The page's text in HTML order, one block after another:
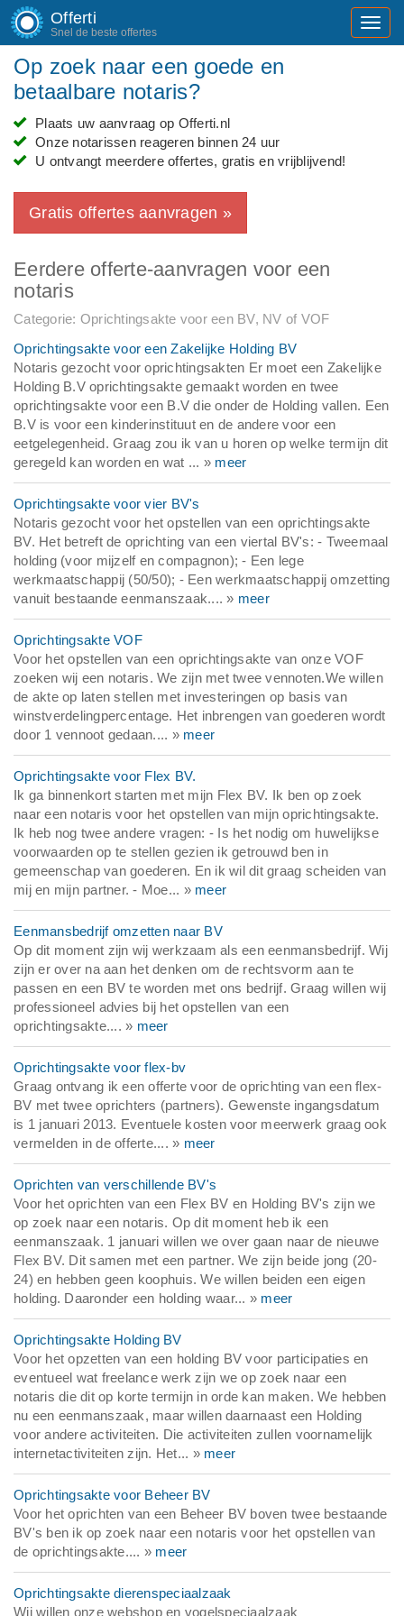
Offerti
Snel de beste offertes
Op zoek naar een goede en
betaalbare notaris?
Plaats uw aanvraag op Offerti.nl
Onze notarissen reageren binnen 24 uur
U ontvangt meerdere offertes, gratis en vrijblijvend!
Gratis offertes aanvragen »
Eerdere offerte-aanvragen voor een
notaris
Categorie: Oprichtingsakte voor een BV, NV of VOF
Oprichtingsakte voor een Zakelijke Holding BV
Notaris gezocht voor oprichtingsakten Er moet een Zakelijke
Holding B.V oprichtingsakte gemaakt worden en twee
oprichtingsakte voor een B.V die onder de Holding vallen. Een
B.V is voor een kinderinstituut en de andere voor een
eetgelegenheid. Graag zou ik van u horen op welke termijn dit
geregeld kan worden en wat ... » meer
Oprichtingsakte voor vier BV's
Notaris gezocht voor het opstellen van een oprichtingsakte
BV. Het betreft de oprichting van een viertal BV's: - Tweemaal
holding (voor mijzelf en compagnon); - Een lege
werkmaatschappij (50/50); - Een werkmaatschappij omzetting
vanuit bestaande eenmanszaak.... » meer
Oprichtingsakte VOF
Voor het opstellen van een oprichtingsakte van onze VOF
zoeken wij een notaris. We zijn met twee vennoten.We willen
de akte op laten stellen met investeringen op basis van
winstverdelingpercentage. Het inbrengen van goederen wordt
door 1 vennoot gedaan.... » meer
Oprichtingsakte voor Flex BV.
Ik ga binnenkort starten met mijn Flex BV. Ik ben op zoek
naar een notaris voor het opstellen van mijn oprichtingsakte.
Ik heb nog twee andere vragen: - Is het nodig om huwelijkse
voorwaarden op te stellen gezien ik getrouwd ben in
gemeenschap van goederen. En ik wil dit graag scheiden van
mij en mijn partner. - Moe... » meer
Eenmansbedrijf omzetten naar BV
Op dit moment zijn wij werkzaam als een eenmansbedrijf. Wij
zijn er over na aan het denken om de rechtsvorm aan te
passen en een BV te worden met ons bedrijf. Graag willen wij
professioneel advies bij het opstellen van een
oprichtingsakte.... » meer
Oprichtingsakte voor flex-bv
Graag ontvang ik een offerte voor de oprichting van een flex-
BV met twee oprichters (partners). Gewenste ingangsdatum
is 1 januari 2013. Eventuele kosten voor meerwerk graag ook
vermelden in de offerte.... » meer
Oprichten van verschillende BV's
Voor het oprichten van een Flex BV en Holding BV's zijn we
op zoek naar een notaris. Op dit moment heb ik een
eenmanszaak. 1 januari willen we over gaan naar de nieuwe
Flex BV. Dit samen met een partner. We zijn beide jong (20-
24) en hebben geen koophuis. We willen beiden een eigen
holding. Daaronder een holding waar... » meer
Oprichtingsakte Holding BV
Voor het opzetten van een holding BV voor participaties en
eventueel wat freelance werk zijn we op zoek naar een
notaris die dit op korte termijn in orde kan maken. We hebben
nu een eenmanszaak, maar willen daarnaast een Holding
voor andere activiteiten. Die activiteiten zullen voornamelijk
internetactiviteiten zijn. Het... » meer
Oprichtingsakte voor Beheer BV
Voor het oprichten van een Beheer BV boven twee bestaande
BV's ben ik op zoek naar een notaris voor het opstellen van
de oprichtingsakte.... » meer
Oprichtingsakte dierenspeciaalzaak
Wij willen onze webshop en vogelspeciaalzaak